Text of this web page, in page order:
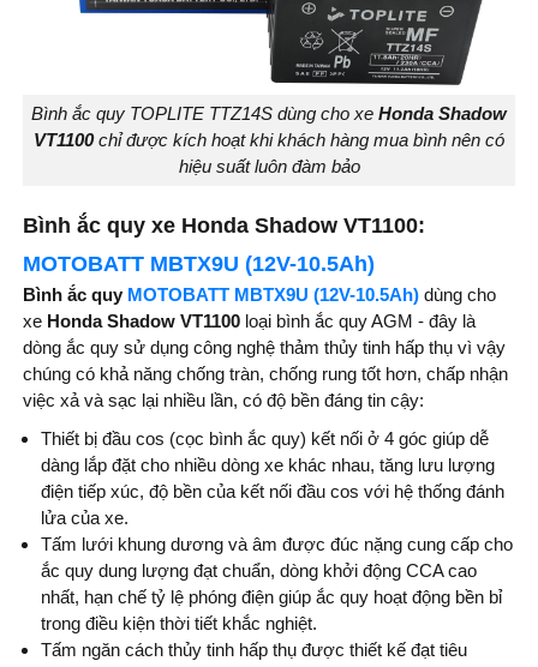
Bình ắc quy TOPLITE TTZ14S dùng cho xe Honda Shadow
VT1100chỉ được kích hoạt khi khách hàng mua bình nên có
hiệu suất luôn đàm bảo
Bình ắc quy xe Honda Shadow VT1100:
MOTOBATT MBTX9U (12V-10.5Ah)
Bình ắc quy MOTOBATT MBTX9U (12V-10.5Ah) dùng cho
xe Honda Shadow VT1100 loại bình ắc quy AGM - đây là
dòng ắc quy sử dụng công nghệ thảm thủy tinh hấp thụ vì vậy
chúng có khả năng chống tràn, chống rung tốt hơn, chấp nhận
việc xả và sạc lại nhiều lần, có độ bền đáng tin cậy:
Thiết bị đầu cos (cọc bình ắc quy) kết nối ở 4 góc giúp dễ
dàng lắp đặt cho nhiều dòng xe khác nhau, tăng lưu lượng
điện tiếp xúc, độ bền của kết nối đầu cos với hệ thống đánh
lửa của xe.
Tấm lưới khung dương và âm được đúc nặng cung cấp cho
ắc quy dung lượng đạt chuẩn, dòng khởi động CCA cao
nhất, hạn chế tỷ lệ phóng điện giúp ắc quy hoạt động bền bỉ
trong điều kiện thời tiết khắc nghiệt.
Tấm ngăn cách thủy tinh hấp thụ được thiết kế đạt tiêu